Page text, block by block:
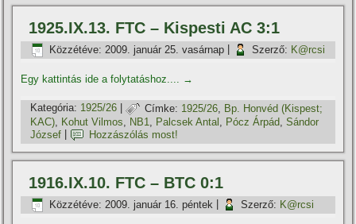
1925.IX.13. FTC – Kispesti AC 3:1
Közzétéve: 2009. január 25. vasárnap Szerző: K@rcsi
Egy kattintás ide a folytatáshoz.... →
Kategória: 1925/26 | Címke: 1925/26 Bp. Honvéd (Kispest;
KAC), Kohut Vilmos, NB1, Palcsek Antal , Pócz Árpád,Sándor
József
Hozzászólás most!
1916.IX.10. FTC – BTC 0:1
Közzétéve: 2009. január 16. péntek Szerző: K@rcsi